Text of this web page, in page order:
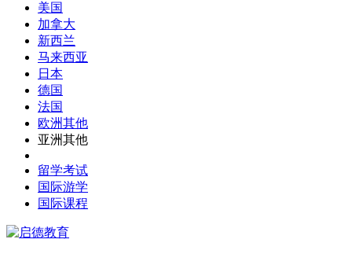
美国
加拿大
新西兰
马来西亚
日本
德国
法国
欧洲其他
亚洲其他
留学考试
国际游学
国际课程